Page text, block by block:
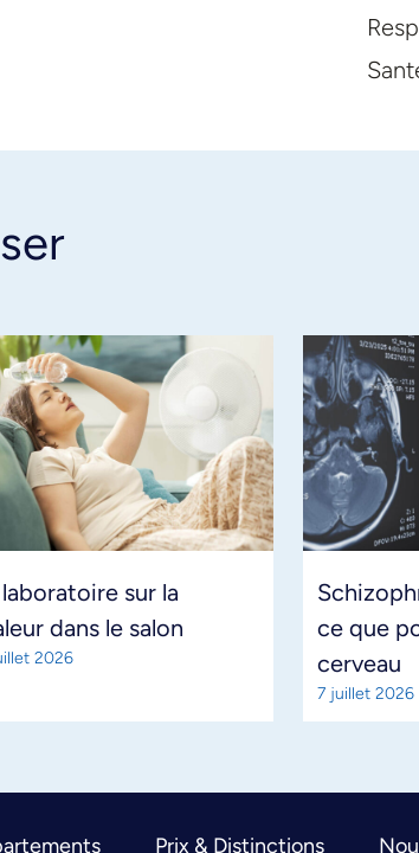
sur la
dans le salon
2026
ce que
cerveau
7 juillet 2026
Prix & Distinctions